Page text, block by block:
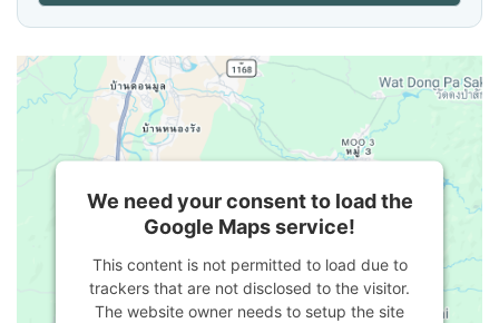
We need your consent to load the
Google Maps service!
This content is not permitted to load due to
trackers that are not disclosed to the visitor.
The website owner needs to setup the site